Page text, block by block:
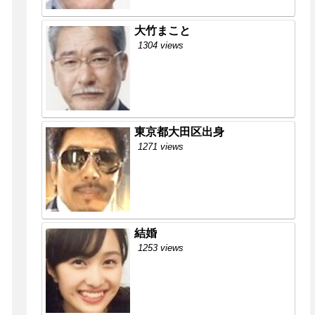
大竹まこと
1304 views
東京都大田区出身
1271 views
結婚
1253 views